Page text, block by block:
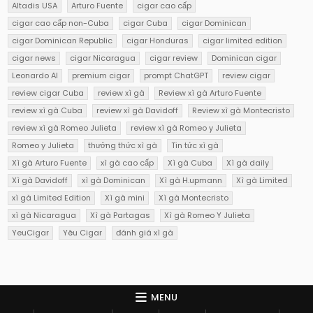
Altadis USA Arturo Fuente
cigar cao cấp
cigar cao cấp non-Cuba
cigar Cuba
cigar Dominican
cigar Dominican Republic
cigar Honduras
cigar limited edition
cigar news
cigar Nicaragua cigar review
Dominican cigar
Leonardo AI
premium cigar prompt ChatGPT
review cigar
review cigar Cuba
review xì gà
Review xì gà Arturo Fuente
review xì gà Cuba
review xì gà Davidoff
Review xì gà Montecristo
review xì gà Romeo Julieta
review xì gà Romeo y Julieta
Romeo y Julieta
thưởng thức xì gà
Tin tức xì gà
Xì gà Arturo Fuente
xì gà cao cấp Xì gà Cuba
Xì gà daily
Xì gà Davidoff
xì gà Dominican Xì gà H.upmann
Xì gà Limited
xì gà Limited Edition
Xì gà mini
Xì gà Montecristo
xì gà Nicaragua
Xì gà Partagas
Xì gà Romeo Y Julieta
YeuCigar
Yêu Cigar đánh giá xì gà
MENU